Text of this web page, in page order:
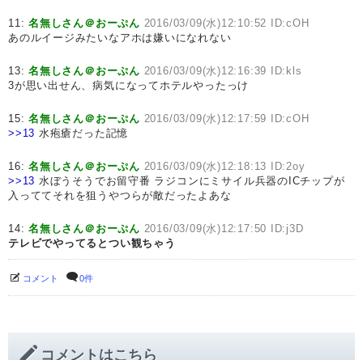
11:名無しさん＠おーぷん 2016/03/09(水)12:10:52 ID:cOH
あのルイージみたいなアホは嫌いになれない
13:名無しさん＠おーぷん 2016/03/09(水)12:16:39 ID:kls
3が思い出せん、病気になってホテルやったっけ
15:名無しさん＠おーぷん 2016/03/09(水)12:17:59 ID:cOH
>>13 水疱瘡だった記憶
16:名無しさん＠おーぷん 2016/03/09(水)12:18:13 ID:2oy
>>13 水ぼうそうでお留守番 ラジコンにミサイル兵器のICチップが
入っててそれを狙うやつらが敵だったよあな
14:名無しさん＠おーぷん 2016/03/09(水)12:17:50 ID:j3D
テレビでやってるとつい観ちゃう
コメント 0件
コメントはこちら